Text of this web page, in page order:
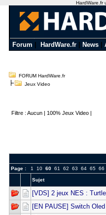
Forum HardWare.fr News
FORUM HardWare.fr
Jeux Video
Filtre : Aucun| 100% Jeux Video|
Page :
1 10 60 61 62 63 64 65 66
Sujet
[VDS] 2 jeux NES :
[EN PAUSE] Switch
HardWare.fr